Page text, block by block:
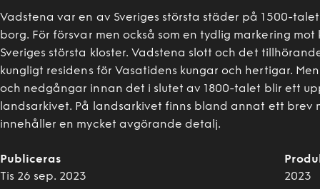
Vadstena var en av Sveriges största städer på 1500-
borg. För försvar men också som en tydlig markering
Sveriges största kloster. Vadstena slott och det
kungligt residens för Vasatidens kungar och hertigar.
och nedgångar innan det i slutet av 1800-talet blir ett
landsarkivet. På landsarkivet finns bland annat ett brev
innehåller en mycket avgörande detalj.
Publiceras
Tis 26 sep. 2023
2023